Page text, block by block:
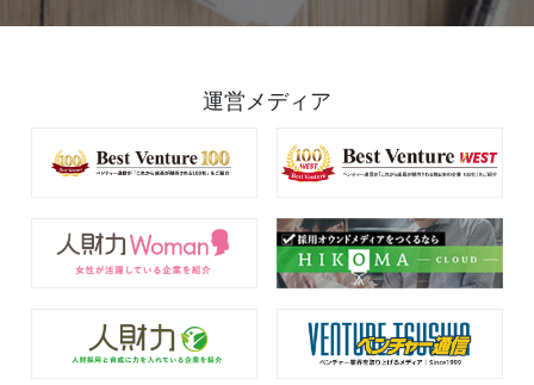
運営メディア